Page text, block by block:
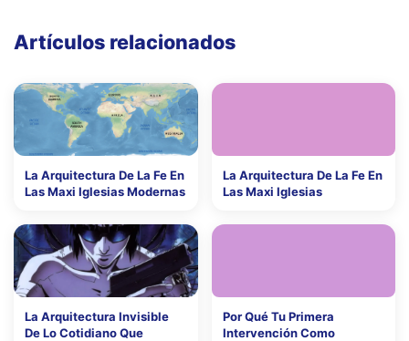
Artículos relacionados
La Arquitectura De La Fe En
Las Maxi Iglesias Modernas
La Arquitectura De La Fe En
Las Maxi Iglesias
La Arquitectura Invisible
De Lo Cotidiano Que
Por Qué Tu Primera
Intervención Como